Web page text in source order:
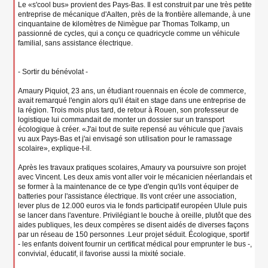
Le «s'cool bus» provient des Pays-Bas. Il est construit par une très petite
entreprise de mécanique d'Aalten, près de la frontière allemande, à une
cinquantaine de kilomètres de Nimègue par Thomas Tolkamp, un
passionné de cycles, qui a conçu ce quadricycle comme un véhicule
familial, sans assistance électrique.
- Sortir du bénévolat -
Amaury Piquiot, 23 ans, un étudiant rouennais en école de commerce,
avait remarqué l'engin alors qu'il était en stage dans une entreprise de
la région. Trois mois plus tard, de retour à Rouen, son professeur de
logistique lui commandait de monter un dossier sur un transport
écologique à créer. «J'ai tout de suite repensé au véhicule que j'avais
vu aux Pays-Bas et j'ai envisagé son utilisation pour le ramassage
scolaire», explique-t-il.
Après les travaux pratiques scolaires, Amaury va poursuivre son projet
avec Vincent. Les deux amis vont aller voir le mécanicien néerlandais et
se former à la maintenance de ce type d'engin qu'ils vont équiper de
batteries pour l'assistance électrique. Ils vont créer une association,
lever plus de 12.000 euros via le fonds participatif européen Ulule puis
se lancer dans l'aventure. Privilégiant le bouche à oreille, plutôt que des
aides publiques, les deux compères se disent aidés de diverses façons
par un réseau de 150 personnes .Leur projet séduit. Écologique, sportif
- les enfants doivent fournir un certificat médical pour emprunter le bus -,
convivial, éducatif, il favorise aussi la mixité sociale.